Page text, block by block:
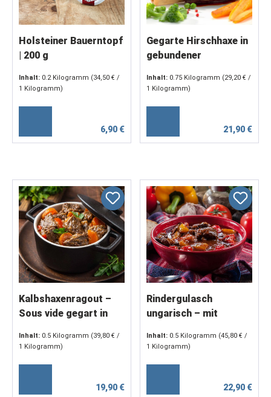
Holsteiner Bauerntopf
| 200 g
Inhalt: 0.2 Kilogramm (34,50 € /
1 Kilogramm)
6,90 €
Gegarte Hirschhaxe in
gebundener
Inhalt: 0.75 Kilogramm (29,20 € /
1 Kilogramm)
21,90 €
Kalbshaxenragout –
Sous vide gegart in
mediterranem Gemüse
Inhalt: 0.5 Kilogramm (39,80 € /
1 Kilogramm)
19,90 €
Rindergulasch
ungarisch – mit
Note (2 x 250 g)
Inhalt: 0.5 Kilogramm (45,80 € /
1 Kilogramm)
22,90 €